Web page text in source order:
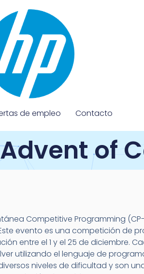
de empleo Contacto
Advent of
Competitive Programming
evento es una competición de
entre el 1 y el 25 de diciembre.
utilizando el lenguaje de
niveles de dificultad y son